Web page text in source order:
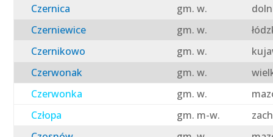
Czernica
gm. w.
Czerniewice
gm. w.
Czernikowo
gm. w.
Czerwonak
gm. w.
Czerwonka
gm. w.
Człopa
gm. m-w.